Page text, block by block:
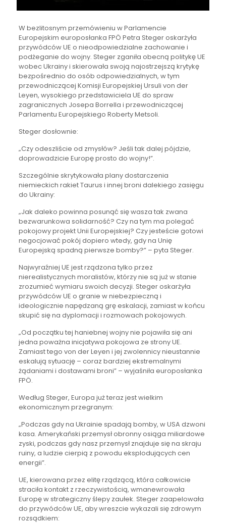
W bezlitosnym przemówieniu w Parlamencie
Europejskim europosłanka FPÖ Petra Steger oskarżyła
przywódców UE o nieodpowiedzialne zachowanie i
podżeganie do wojny. Steger zganiła obecną politykę UE
wobec Ukrainy i skierowała swoją najostrzejszą krytykę
bezpośrednio do osób odpowiedzialnych, w tym
przewodniczącej Komisji Europejskiej Ursuli von der
Leyen, wysokiego przedstawiciela UE do spraw
zagranicznych Josepa Borrella i przewodniczącej
Parlamentu Europejskiego Roberty Metsoli.
Steger dosłownie:
„Czy odeszliście od zmysłów? Jeśli tak dalej pójdzie,
doprowadzicie Europę prosto do wojny!”.
Szczególnie skrytykowała plany dostarczenia
niemieckich rakiet Taurus i innej broni dalekiego zasięgu
do Ukrainy:
„Jak daleko powinna posunąć się wasza tak zwana
bezwarunkowa solidarność? Czy na tym ma polegać
pokojowy projekt Unii Europejskiej? Czy jesteście gotowi
negocjować pokój dopiero wtedy, gdy na Unię
Europejską spadną pierwsze bomby?” – pyta Steger.
Najwyraźniej UE jest rządzona tylko przez
nierealistycznych moralistów, którzy nie są już w stanie
zrozumieć wymiaru swoich decyzji. Steger oskarżyła
przywódców UE o granie w niebezpieczną i
ideologicznie napędzaną grę eskalacji, zamiast w końcu
skupić się na dyplomacji i rozmowach pokojowych.
„Od początku tej haniebnej wojny nie pojawiła się ani
jedna poważna inicjatywa pokojowa ze strony UE.
Zamiast tego von der Leyen i jej zwolennicy nieustannie
eskalują sytuację – coraz bardziej ekstremalnymi
żądaniami i dostawami broni” – wyjaśniła europosłanka
FPÖ.
Według Steger, Europa już teraz jest wielkim
ekonomicznym przegranym:
„Podczas gdy na Ukrainie spadają bomby, w USA dzwoni
kasa. Amerykański przemysł obronny osiąga miliardowe
zyski, podczas gdy nasz przemysł znajduje się na skraju
ruiny, a ludzie cierpią z powodu eksplodujących cen
energii”.
UE, kierowana przez elitę rządzącą, która całkowicie
straciła kontakt z rzeczywistością, wmanewrowała
Europę w strategiczny ślepy zaułek. Steger zaapelowała
do przywódców UE, aby wreszcie wykazali się zdrowym
rozsądkiem: